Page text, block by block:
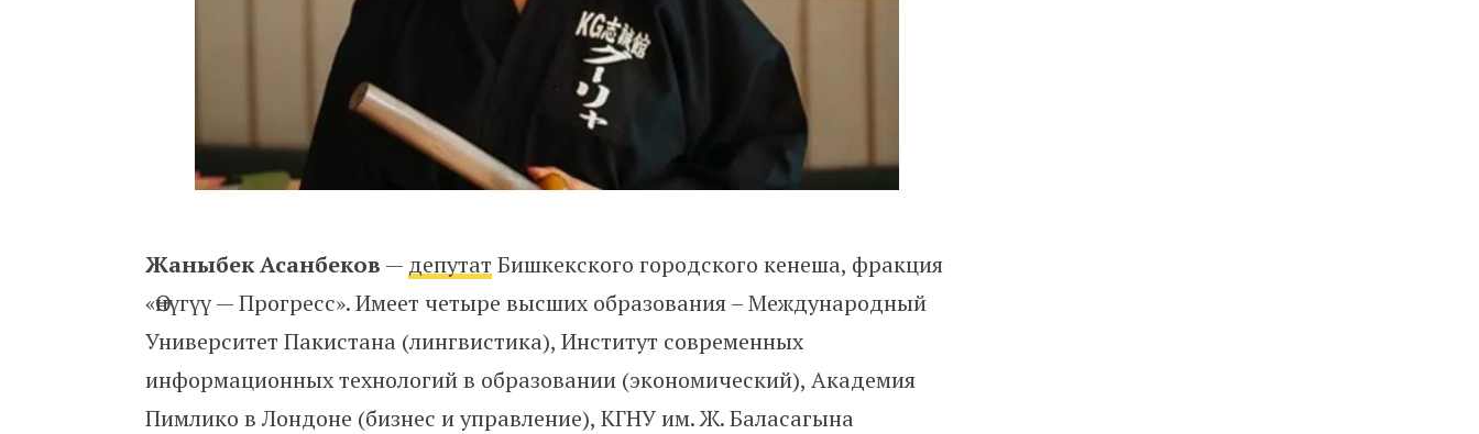
Жаныбек Асанбеков — депутат Бишкекского городского кенеша, фракция
«Өнүгүү — Прогресс». Имеет четыре высших образования – Международный
Университет Пакистана (лингвистика), Институт современных
информационных технологий в образовании (экономический), Академия
Пимлико в Лондоне (бизнес и управление), КГНУ им. Ж. Баласагына